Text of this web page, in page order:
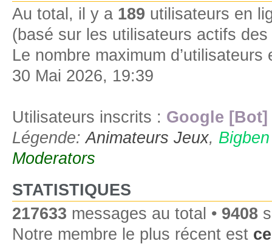
Au total, il y a 189 utilisateurs en
(basé sur les utilisateurs actifs
Le nombre maximum
30 Mai 2026, 19:39
Utilisateurs inscrits : Google [Bot]
Légende:Animateurs Jeux,
Moderators
STATISTIQUES
217633 messages au total • 9408
Notre membre le plus récent est